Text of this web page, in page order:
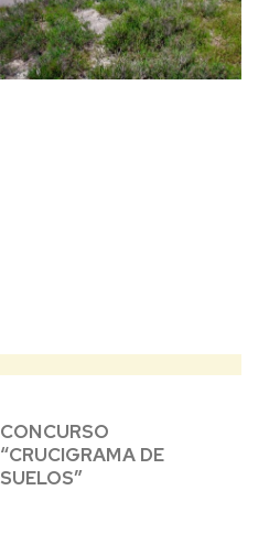
CONCURSO
“CRUCIGRAMA DE
SUELOS”